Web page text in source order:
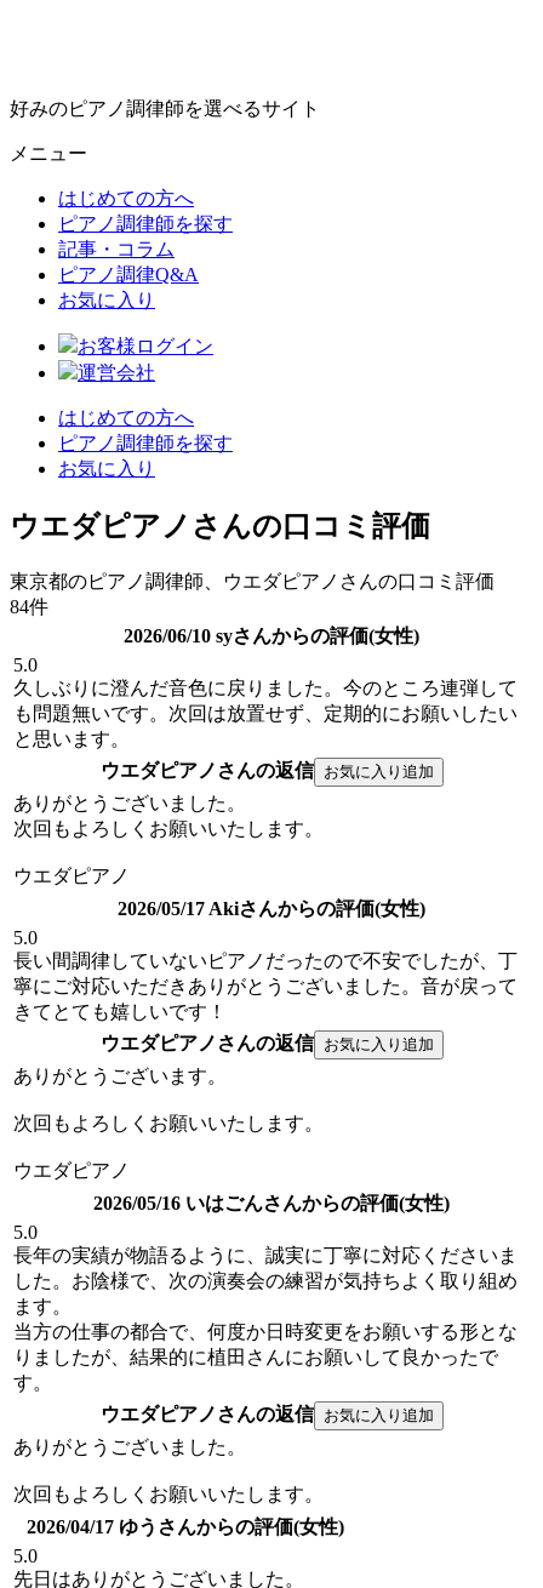
好みのピアノ調律師を選べるサイト
メニュー
はじめての方へ
ピアノ調律師を探す
記事・コラム
ピアノ調律Q&A
お気に入り
お客様ログイン
運営会社
はじめての方へ
ピアノ調律師を探す
お気に入り
ウエダピアノさんの口コミ評価
東京都のピアノ調律師、ウエダピアノさんの口コミ評価
84件
2026/06/10 syさんからの評価(女性)
5.0
久しぶりに澄んだ音色に戻りました。今のところ連弾して
も問題無いです。次回は放置せず、定期的にお願いしたい
と思います。
ウエダピアノさんの返信
ありがとうございました。
次回もよろしくお願いいたします。
ウエダピアノ
2026/05/17 Akiさんからの評価(女性)
5.0
長い間調律していないピアノだったので不安でしたが、丁
寧にご対応いただきありがとうございました。音が戻って
きてとても嬉しいです！
ウエダピアノさんの返信
ありがとうございます。
次回もよろしくお願いいたします。
ウエダピアノ
2026/05/16 いはごんさんからの評価(女性)
5.0
長年の実績が物語るように、誠実に丁寧に対応くださいま
した。お陰様で、次の演奏会の練習が気持ちよく取り組め
ます。
当方の仕事の都合で、何度か日時変更をお願いする形とな
りましたが、結果的に植田さんにお願いして良かったで
す。
ウエダピアノさんの返信
ありがとうございました。
次回もよろしくお願いいたします。
2026/04/17 ゆうさんからの評価(女性)
5.0
先日はありがとうございました。